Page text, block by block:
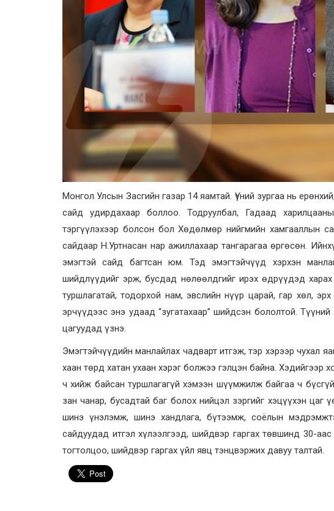
Монгол Улсын Засгийн газар 14 яамтай. Үүний зургаа нь
сайд удирдахаар боллоо. Тодруулбал, Гадаад
тэргүүлэхээр болсон бол Хөдөлмөр нийгмийн
сайдаар Н.Уртнасан нар ажиллахаар тангарагаа өргөсөн.
эмэгтэй сайд багтсан юм. Тэд эмэгтэйчүүд хэрхэн
шийдлүүдийг эрж, бусдад нөлөөлдгийг ирэх өдрүүдэд
туршлагатай, тодорхой нам, эвслийн нүүр царай, гар хөл,
эрчүүдээс энэ удаад “зугатахаар” шийдсэн бололтой.
цагуудад үзнэ.
Эмэгтэйчүүдийн манлайлах чадварт итгэж, тэр хэрээр чухал
хаан төрд хатан ухаан хэрэг болжээ гэлцэн байна. Хэдийгээр
ч хийж байсан туршлагагүй хэмээн шүүмжилж байгаа ч
зан чанар, бусадтай баг болох нийцэл зэргийг хэцүүхэн
шинэ үнэлэмж, шинэ хандлага, бүтээмж, соёлын
сайдуудад итгэл хүлээлгээд, шийдвэр гаргах төвшинд 30-
тогтолцоо, шийдвэр гаргах үйл явц тэнцвэржих давуу талтай.